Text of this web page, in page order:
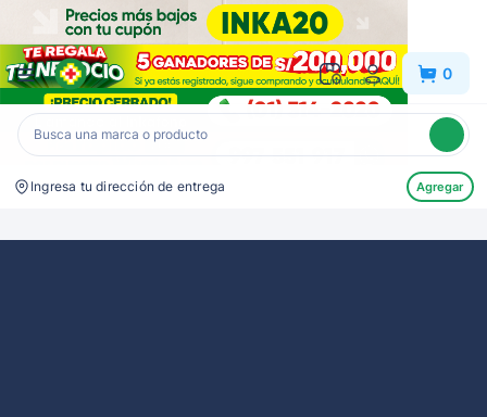
Inkafarma 0
Ingresa tu dirección de entrega Agregar